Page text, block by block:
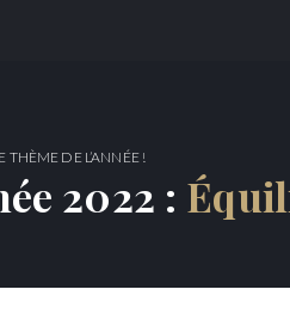
THÈME DE L’ANNÉE !
2022 :